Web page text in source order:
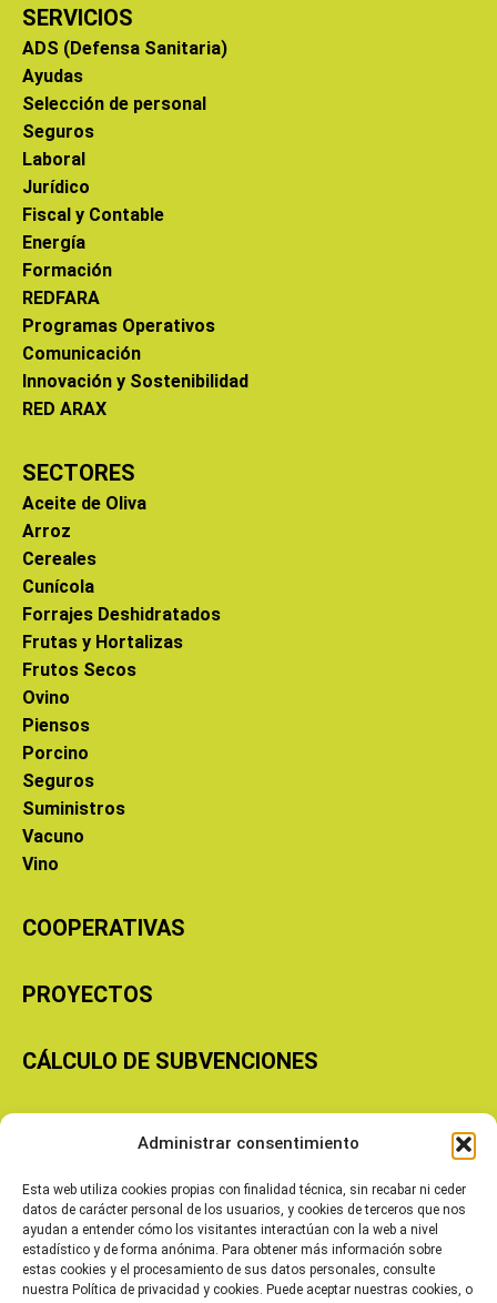
Administrar consentimiento
Esta web utiliza cookies propias con finalidad técnica, sin recabar ni ceder
datos de carácter personal de los usuarios, y cookies de terceros que nos
ayudan a entender cómo los visitantes interactúan con la web a nivel
estadístico y de forma anónima. Para obtener más información sobre
estas cookies y el procesamiento de sus datos personales, consulte
nuestra Política de privacidad y cookies. Puede aceptar nuestras cookies, o
SERVICIOS
ADS (Defensa Sanitaria)
Ayudas
Selección de personal
Seguros
Laboral
Jurídico
Fiscal y Contable
Energía
Formación
REDFARA
Programas Operativos
Comunicación
Innovación y Sostenibilidad
RED ARAX
SECTORES
Aceite de Oliva
Arroz
Cereales
Cunícola
Forrajes Deshidratados
Frutas y Hortalizas
Frutos Secos
Ovino
Piensos
Porcino
Seguros
Suministros
Vacuno
Vino
COOPERATIVAS
PROYECTOS
CÁLCULO DE SUBVENCIONES